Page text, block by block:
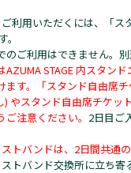
ご利用いただくには、「
ご利用はできません。
AZUMA STAGE 内スタン
す。「スタンド自由席
やスタンド自由席チケ
注意ください。 2日目ご
トバンドは、2日間共通
トバンド交換所に立ち寄